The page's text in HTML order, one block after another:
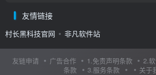
友情链接
村长黑科技官网 非凡软件站
友链申请 广告合作 1.免责声明条款
2.
条款
3.服务条款 关于